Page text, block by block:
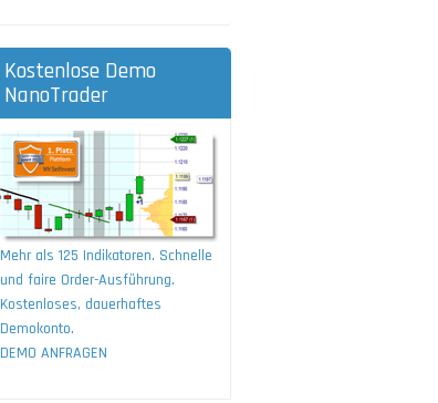
Kostenlose Demo
NanoTrader
Mehr als 125 Indikatoren. Schnelle
und faire Order-Ausführung.
Kostenloses, dauerhaftes
Demokonto.
DEMO ANFRAGEN